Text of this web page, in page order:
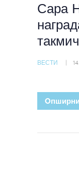
Сара
ВЕСТИ